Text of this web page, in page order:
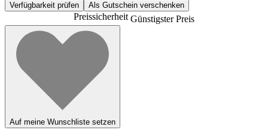
Verfügbarkeit prüfen Als Gutschein verschenken
PreissicherheitGünstigster Preis
Auf meine Wunschliste setzen